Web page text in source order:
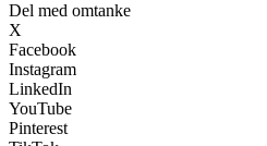
Del med omtanke
X
Facebook
Instagram
LinkedIn
YouTube
Pinterest